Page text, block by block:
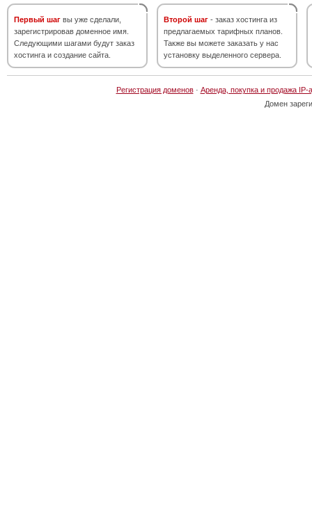
Первый шаг вы уже сделали,
зарегистрировав доменное имя.
Следующими шагами будут заказ
хостинга и создание сайта.
Второй шаг - заказ хостинга из
предлагаемых тарифных планов.
Также вы можете заказать у нас
установку выделенного сервера.
Регистрация доменов· Аренда, покупка и продажа IP-
Домен